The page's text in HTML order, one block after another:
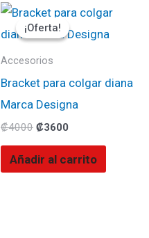
¡Oferta!
¡Oferta!
Accesorios
Bracket para colgar diana
Marca Designa
₡4000
El
precio
original
₡4000.
₡3600
El
precio
actual
Añadir al carrito